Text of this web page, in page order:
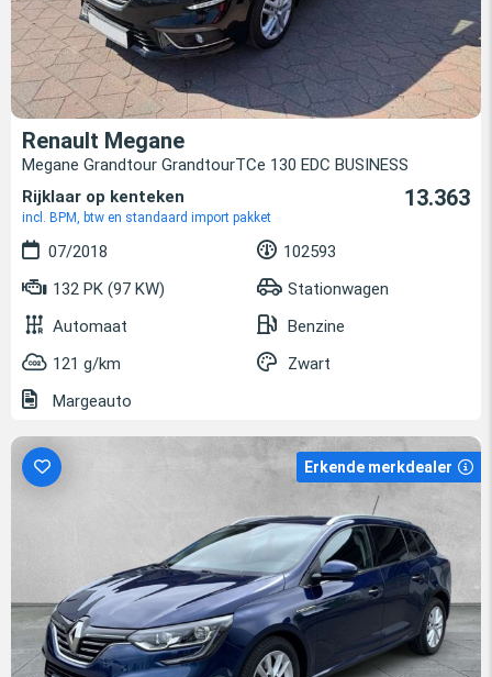
Renault Megane
Megane Grandtour GrandtourTCe 130 EDC BUSINESS
Rijklaar op kenteken
incl. BPM, btw en standaard import pakket
13.363
07/2018
102593
132 PK (97 KW)
Stationwagen
Automaat
Benzine
121 g/km
Zwart
Margeauto
Erkende merkdealer